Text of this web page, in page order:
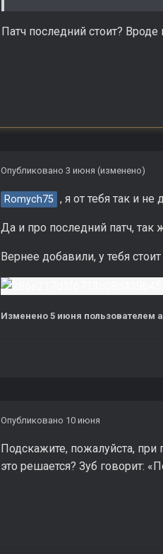
Патч последний стоит?
Опубликовано 3 июня (изменено)
Romych75 , я от тебя так и
Да и про последний патч, так
Вернее добавили, у тебя
Изменено 5 июня пользователем
Опубликовано 10 июня
Подскажите, пожалуйста,
это решается? Зуб говорит: